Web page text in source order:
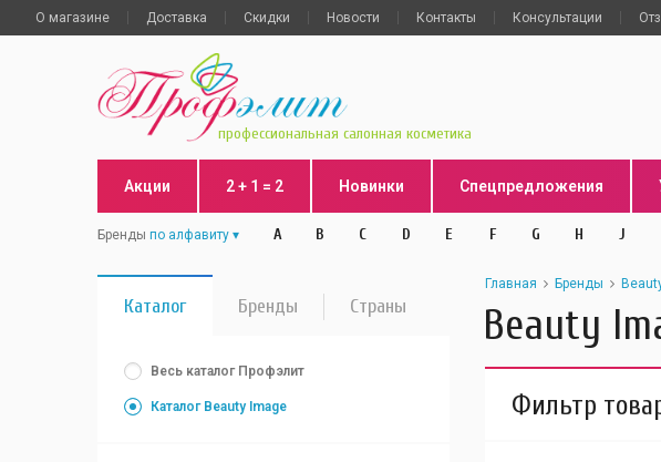
О магазине Доставка Скидки Новости Контакты Консультации
профессиональная салонная косметика
Акции 2 + 1 = 2 Новинки Спецпредложения
Бренды по алфавиту A B C D E F G H J
Каталог Бренды Страны
Весь каталог Профэлит
Каталог Beauty Image
Главная Бренды
Beauty
Фильтр